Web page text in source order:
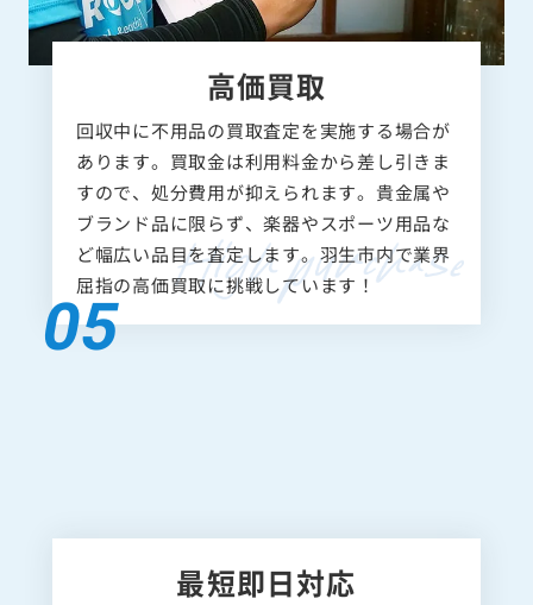
高価買取
回収中に不用品の買取査定を実施する場合が
あります。買取金は利用料金から差し引きま
すので、処分費用が抑えられます。貴金属や
ブランド品に限らず、楽器やスポーツ用品な
ど幅広い品目を査定します。羽生市内で業界
屈指の高価買取に挑戦しています！
最短即日対応